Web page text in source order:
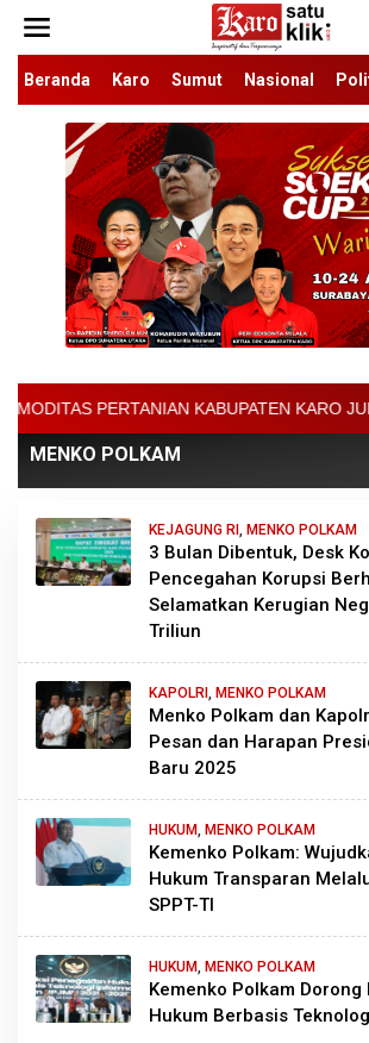
konten
Beranda
Karo Sumut Nasional
KABUPATEN KARO JUMAT 07
MENKO POLKAM
KEJAGUNG RI MENKO POLKAM
3 Bulan Dibentuk, Desk
Pencegahan Korupsi
Selamatkan Kerugian
Triliun
KAPOLRI MENKO POLKAM
Menko Polkam dan
Pesan dan Harapan
Baru 2025
HUKUM MENKO POLKAM
Kemenko Polkam:
Hukum Transparan
SPPT-TI
HUKUM MENKO POLKAM
Kemenko Polkam Dorong
Hukum Berbasis